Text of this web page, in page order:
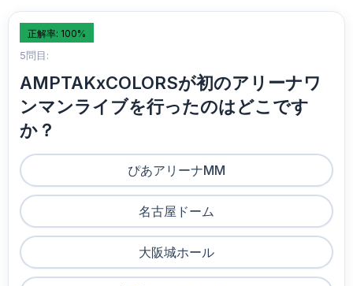
正解率: 100%
5問目:
AMPTAKxCOLORSが初のアリーナワ
ンマンライブを行ったのはどこです
か？
ぴあアリーナMM
名古屋ドーム
大阪城ホール